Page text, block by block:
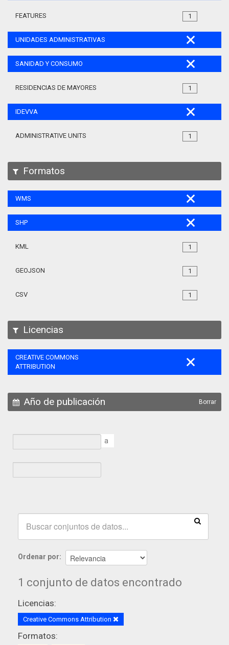
1
FEATURES
UNIDADES ADMINISTRATIVAS
SANIDAD Y CONSUMO
1
RESIDENCIAS DE MAYORES
IDEVVA
1
ADMINISTRATIVE UNITS
Formatos
WMS
SHP
1
KML
1
GEOJSON
1
CSV
Licencias
CREATIVE COMMONS
ATTRIBUTION
Año de publicación Borrar
a
Ordenar por
1 conjunto de datos encontrado
Licencias:
Creative Commons Attribution
Formatos: